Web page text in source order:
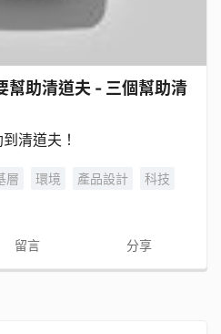
幫助清道夫 - 三個幫助清
清道夫！
層 環境 產品設計
科技
留言 分享